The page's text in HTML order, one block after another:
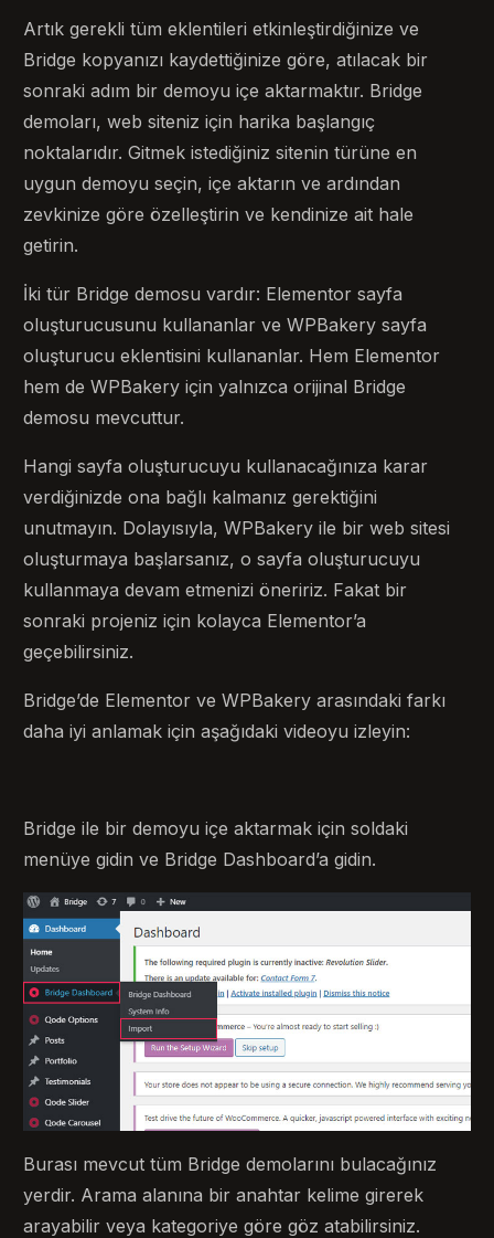
Artık gerekli tüm eklentileri etkinleştirdiğinize ve
Bridge kopyanızı kaydettiğinize göre, atılacak bir
sonraki adım bir demoyu içe aktarmaktır. Bridge
demoları, web siteniz için harika başlangıç ​​
noktalarıdır. Gitmek istediğiniz sitenin türüne en
uygun demoyu seçin, içe aktarın ve ardından
zevkinize göre özelleştirin ve kendinize ait hale
getirin.
İki tür Bridge demosu vardır: Elementor sayfa
oluşturucusunu kullananlar ve WPBakery sayfa
oluşturucu eklentisini kullananlar. Hem Elementor
hem de WPBakery için yalnızca orijinal Bridge
demosu mevcuttur.
Hangi sayfa oluşturucuyu kullanacağınıza karar
verdiğinizde ona bağlı kalmanız gerektiğini
unutmayın. Dolayısıyla, WPBakery ile bir web sitesi
oluşturmaya başlarsanız, o sayfa oluşturucuyu
kullanmaya devam etmenizi öneririz. Fakat bir
sonraki projeniz için kolayca Elementor’a
geçebilirsiniz.
Bridge’de Elementor ve WPBakery arasındaki farkı
daha iyi anlamak için aşağıdaki videoyu izleyin:
Bridge ile bir demoyu içe aktarmak için soldaki
menüye gidin ve Bridge Dashboard’a gidin.
Burası mevcut tüm Bridge demolarını bulacağınız
yerdir. Arama alanına bir anahtar kelime girerek
arayabilir veya kategoriye göre göz atabilirsiniz.